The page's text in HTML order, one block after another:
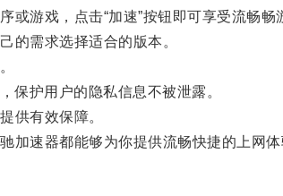
游戏，点击“加速”按钮即可享受流畅畅
需求选择适合的版本。
护用户的隐私信息不被泄露。
供有效保障。
速器都能够为你提供流畅快捷的上网体